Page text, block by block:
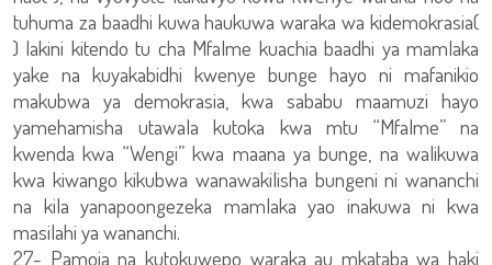
tuhuma za baadhi kuwa haukuwa waraka wa kidemokrasia(
) lakini kitendo tu cha Mfalme kuachia baadhi ya mamlaka
yake na kuyakabidhi kwenye bunge hayo ni mafanikio
makubwa ya demokrasia, kwa sababu maamuzi hayo
yamehamisha utawala kutoka kwa mtu “Mfalme” na
kwenda kwa “Wengi” kwa maana ya bunge, na walikuwa
kwa kiwango kikubwa wanawakilisha bungeni ni wananchi
na kila yanapoongezeka mamlaka yao inakuwa ni kwa
masilahi ya wananchi.
27- Pamoja na kutokuwepo waraka au mkataba wa haki